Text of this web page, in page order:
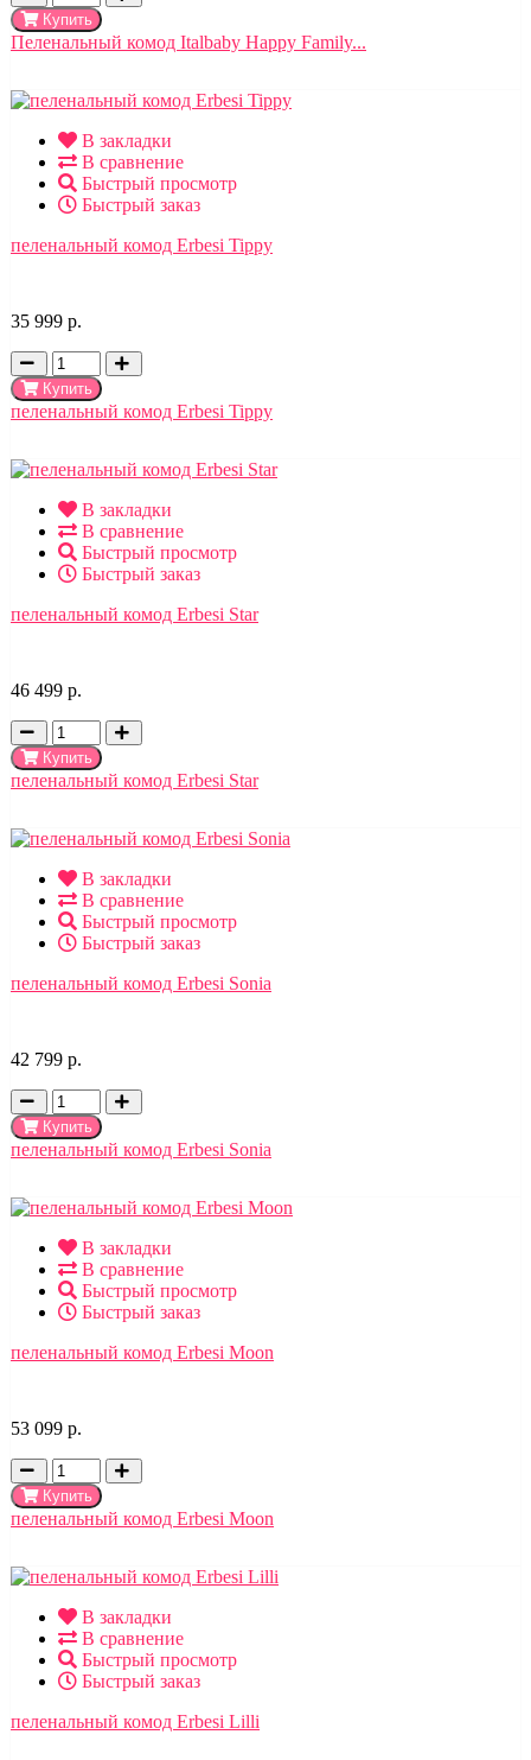
Купить
Пеленальный комод Italbaby Happy Family...
В закладки
В сравнение
Быстрый просмотр
Быстрый заказ
пеленальный комод Erbesi Tippy
35 999 р.
Купить
пеленальный комод Erbesi Tippy
В закладки
В сравнение
Быстрый просмотр
Быстрый заказ
пеленальный комод Erbesi Star
46 499 р.
Купить
пеленальный комод Erbesi Star
В закладки
В сравнение
Быстрый просмотр
Быстрый заказ
пеленальный комод Erbesi Sonia
42 799 р.
Купить
пеленальный комод Erbesi Sonia
В закладки
В сравнение
Быстрый просмотр
Быстрый заказ
пеленальный комод Erbesi Moon
53 099 р.
Купить
пеленальный комод Erbesi Moon
В закладки
В сравнение
Быстрый просмотр
Быстрый заказ
пеленальный комод Erbesi Lilli